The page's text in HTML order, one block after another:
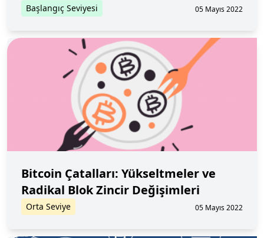
Başlangıç Seviyesi 05 Mayıs 2022
Bitcoin Çatalları: Yükseltmeler ve
Radikal Blok Zincir Değişimleri
Orta Seviye 05 Mayıs 2022